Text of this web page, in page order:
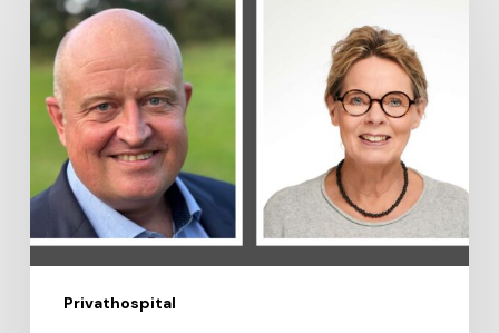
Privathospital
køber
privat
kapacitet
branchen
brede
modellen